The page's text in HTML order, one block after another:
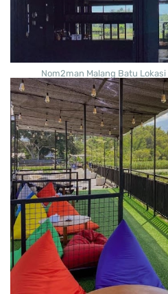
Nom2man Malang Batu Lokasi |